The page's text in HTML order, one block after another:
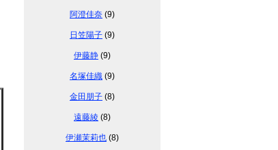
阿澄佳奈 (9)
日笠陽子 (9)
伊藤静 (9)
名塚佳織 (9)
金田朋子 (8)
遠藤綾 (8)
伊瀬茉莉也 (8)